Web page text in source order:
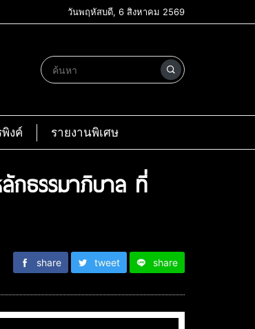
วันพฤหัสบดี, 6 สิงหาคม 2569
งค์ รายงานพิเศษ
ลักธรรมาภิบาล ที่
share tweet share